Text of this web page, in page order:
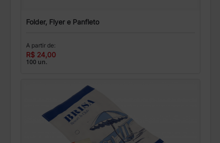
Folder, Flyer e Panfleto
A partir de:
R$ 24,00
100 un.